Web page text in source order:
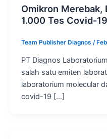
Omikron Merebak,
1.000 Tes Covid-
Team Publisher Diagnos /
PT Diagnos
salah satu emiten
laboratorium molecular
covid-19 […]